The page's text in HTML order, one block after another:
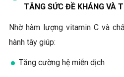
TĂNG SỨC ĐỀ KHÁNG VÀ
Nhờ hàm lượng vitamin C và
hành tây giúp:
Tăng cường hệ miễn dịch